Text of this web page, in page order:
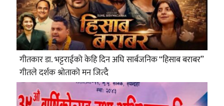
गीतकार डा. भट्टराईको केहि दिन अघि सार्बजनिक “हिसाब बराबर”
गीतले दर्शक श्रोताको मन जित्दै